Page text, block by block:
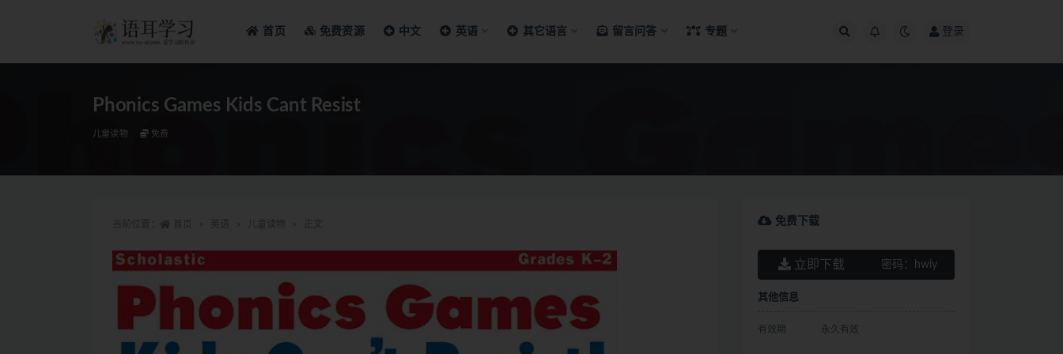
首页 免费资源 中文 英语 其它语言 留言问答 专题 登录
Phonics Games Kids Cant Resist
儿童读物 免费
免费下载
立即下载 密码： hwiy
其他信息
有效期 永久有效